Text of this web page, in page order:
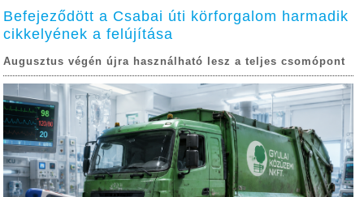
Befejeződött a Csabai úti körforgalom harmadik
cikkelyének a felújítása
Augusztus végén újra használható lesz a teljes csomópont